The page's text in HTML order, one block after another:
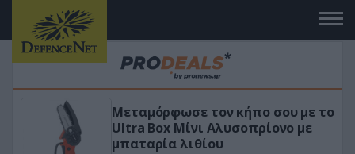
«Μαγική» φόρμουλα τριβόλι + VIP
για αύξηση της λίμπιντο